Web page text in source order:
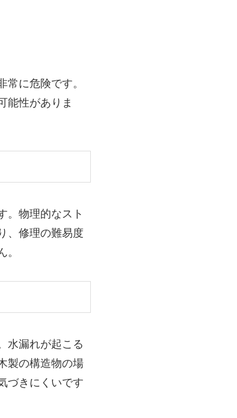
に危険です。
能性がありま
。物理的なスト
、修理の難易度
水漏れが起こる
製の構造物の場
づきにくいです